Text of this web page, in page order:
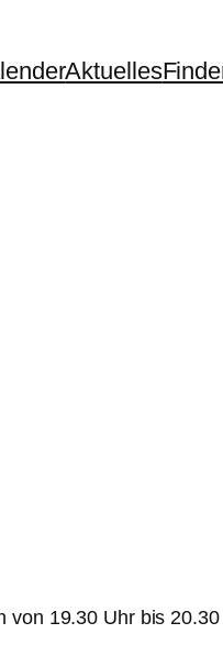
Aktuelles
19.30 Uhr bis